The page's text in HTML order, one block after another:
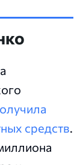
средств.